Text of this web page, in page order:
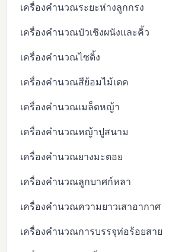
เครื่องคำนวณระยะห่างลูกกรง
เครื่องคำนวณบัวเชิงผนังและคิ้ว
เครื่องคำนวณไซดิ้ง
เครื่องคำนวณสีย้อมไม้เดค
เครื่องคำนวณเมล็ดหญ้า
เครื่องคำนวณหญ้าปูสนาม
เครื่องคำนวณยางมะตอย
เครื่องคำนวณลูกบาศก์หลา
เครื่องคำนวณความยาวเสาอากาศ
เครื่องคำนวณการบรรจุท่อร้อยสาย